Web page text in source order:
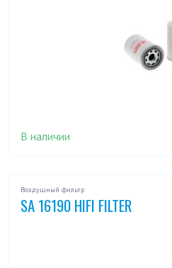
В наличии
Воздушный фильтр
SA 16190 HIFI FILTER